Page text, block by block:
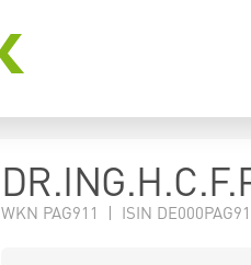
WKN PAG911 | ISIN